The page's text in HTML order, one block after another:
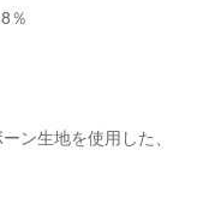
％
ン生地を使用した、